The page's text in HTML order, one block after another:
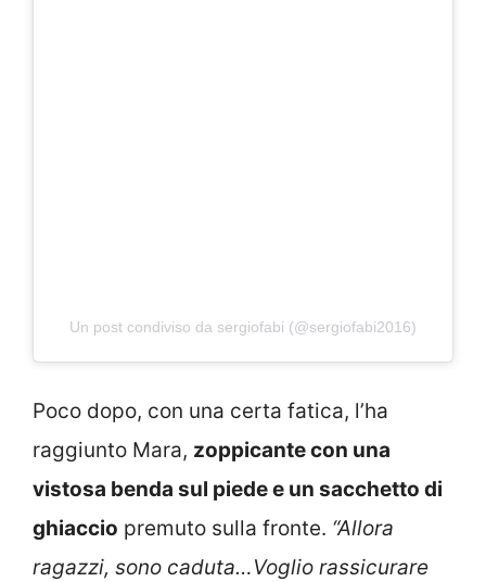
Un post condiviso da sergiofabi (@sergiofabi2016)
Poco dopo, con una certa fatica, l’ha
raggiunto Mara, zoppicante con una
vistosa benda sul piede e un sacchetto di
ghiaccio premuto sulla fronte. “Allora
ragazzi, sono caduta…Voglio rassicurare